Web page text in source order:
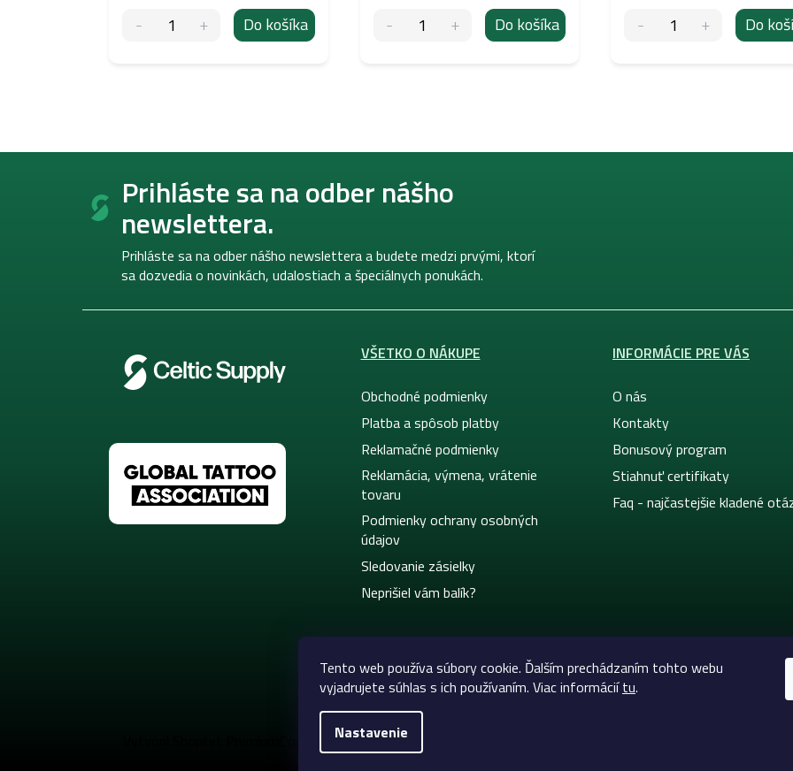
Tento web používa súbory cookie. Ďalším prechádzaním tohto webu
vyjadrujete súhlas s ich používaním. Viac informáciítu.
Nastavenie
Do košíka Do košíka Do
Z
Prihláste sa na odber nášho
newslettera.
Prihláste sa na odber nášho newslettera a budete medzi prvými, ktorí
sa dozvedia o novinkách, udalostiach a špeciálnych ponukách.
VŠETKO O NÁKUPE
Obchodné podmienky
Platba a spôsob platby
Reklamačné podmienky
Reklamácia, výmena, vrátenie
tovaru
Podmienky ochrany osobných
údajov
Sledovanie zásielky
Neprišiel vám balík?
INFORMÁCIE PRE VÁS
O nás
Kontakty
Bonusový program
Stiahnuť certifikaty
Faq - najčastejšie kladené
Copyright 2026Celtic-Supply.sk | Všetko pre tetovanie a permanentný